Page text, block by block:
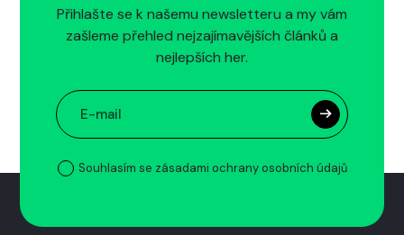
Přihlašte se k našemu newsletteru a my vám
zašleme přehled nejzajímavějších článků a
nejlepších her.
Souhlasím se zásadami ochrany osobních údajů